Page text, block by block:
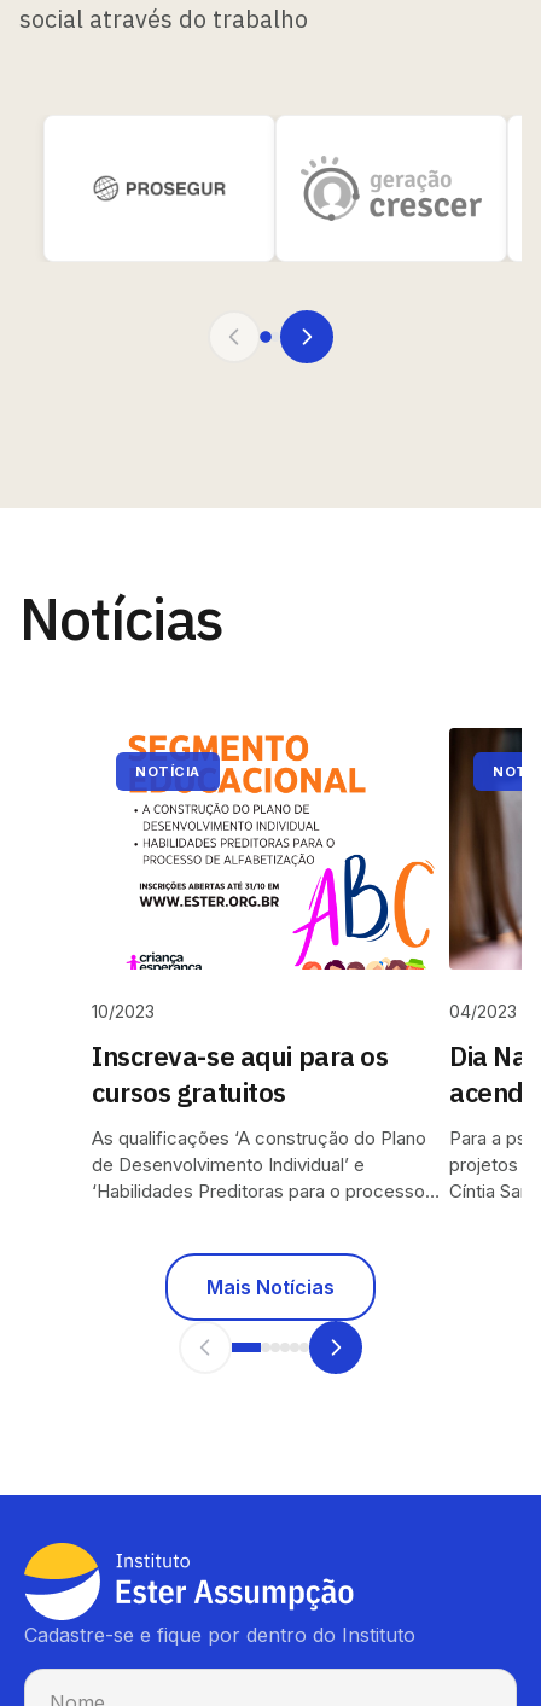
social através do trabalho
Notícias
NOTÍCIA
10/2023
Inscreva-se aqui para os
cursos gratuitos
As qualificações ‘A construção do Plano
de Desenvolvimento Individual’ e
‘Habilidades Preditoras para o processo
04/2023
Dia
Para a
projetos
Cíntia
Mais Notícias
Cadastre-se e fique por dentro do Instituto